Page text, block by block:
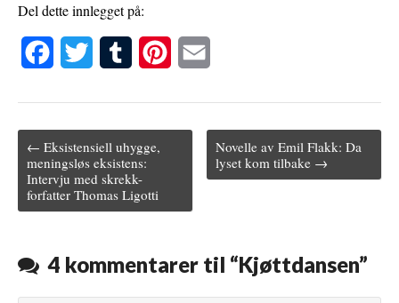
Del dette innlegget på:
e
b
o
k
t
t
e
b
l
r
r
s
l
Post navigation
← Eksistensiell uhygge,
meningsløs eksistens:
Intervju med skrekk-
forfatter Thomas Ligotti
Novelle av Emil Flakk: Da
lyset kom tilbake →
4 kommentarer til “Kjøttdansen”